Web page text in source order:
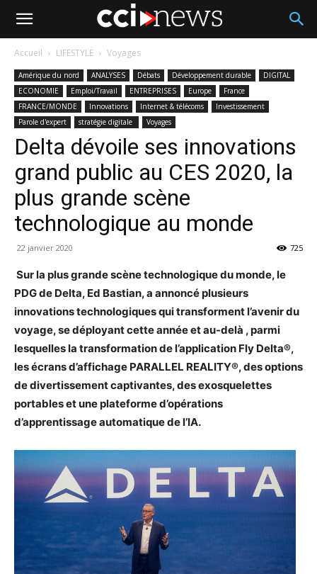
Accueil LIFESTYLE Voyages
Amérique du nord ANALYSES Débats Développement durable
DIGITAL
ECONOMIE
Emploi/Travail ENTREPRISES Europe
France
FRANCE/MONDE
Innovations Internet & télécoms
Investissement
Parole d'expert
stratégie digitale Voyages
Delta dévoile ses innovations
grand public au CES 2020, la
plus grande scène
technologique au monde
22 janvier 2020 725
Sur la plus grande scène technologique du monde, le
PDG de Delta, Ed Bastian, a annoncé plusieurs
innovations technologiques qui transforment l’avenir du
voyage, se déployant cette année et au-delà , parmi
lesquelles la transformation de l’application Fly Delta®,
les écrans d’affichage PARALLEL REALITY®, des options
de divertissement captivantes, des exosquelettes
portables et une plateforme d’opérations
d’apprentissage automatique de l’IA.